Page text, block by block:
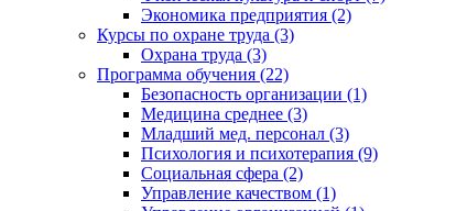
Экономика предприятия (2)
Курсы по охране труда (3)
Охрана труда (3)
Программа обучения (22)
Безопасность организации (1)
Медицина среднее (3)
Младший мед. персонал (3)
Психология и психотерапия (9)
Социальная сфера (2)
Управление качеством (1)